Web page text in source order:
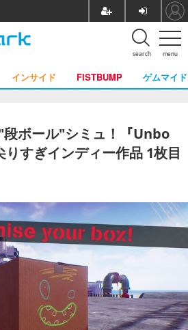
menu
search
インサイド FISTBUMP ゲムマイド
ボール"シミュ！『Unbo
すぎインディー作品 1枚目